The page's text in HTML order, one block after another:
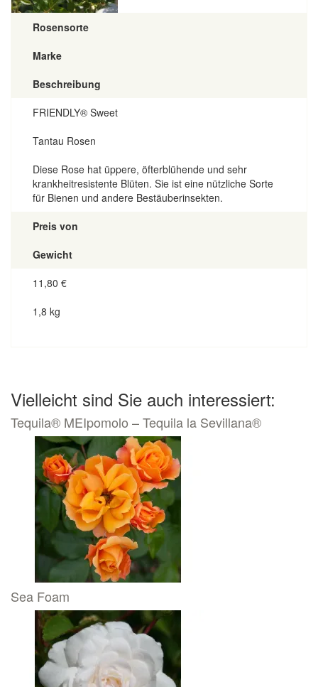
Rosensorte
Marke
Beschreibung
FRIENDLY® Sweet
Tantau Rosen
Diese Rose hat üppere, öfterblühende und sehr
krankheitresistente Blüten. Sie ist eine nützliche Sorte
für Bienen und andere Bestäuberinsekten.
Preis von
Gewicht
11,80 €
1,8 kg
Vielleicht sind Sie auch interessiert:
Tequila® MEIpomolo – Tequila la Sevillana®
Sea Foam